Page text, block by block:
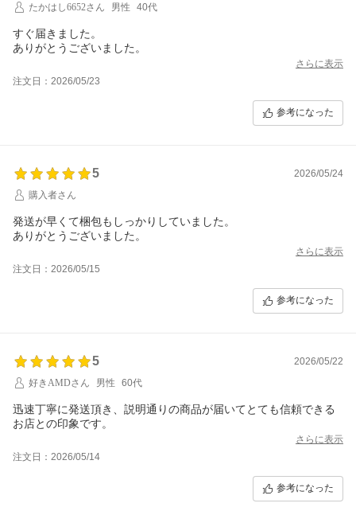
たかはし6652さん
男性 40代
すぐ届きました。
ありがとうございました。
さらに表示
注文日：2026/05/23
参考になった
5
2026/05/24
購入者さん
発送が早くて梱包もしっかりしていました。
ありがとうございました。
さらに表示
注文日：2026/05/15
参考になった
5
2026/05/22
好きAMDさん
男性 60代
迅速丁寧に発送頂き、説明通りの商品が届いてとても信頼できる
お店との印象です。
さらに表示
注文日：2026/05/14
参考になった